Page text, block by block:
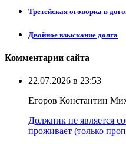
Третейская оговорка в
Двойное взыскание долга
Комментарии сайта
22.07.2026 в 23:53
Егоров Константин
Должник не является
проживает (только